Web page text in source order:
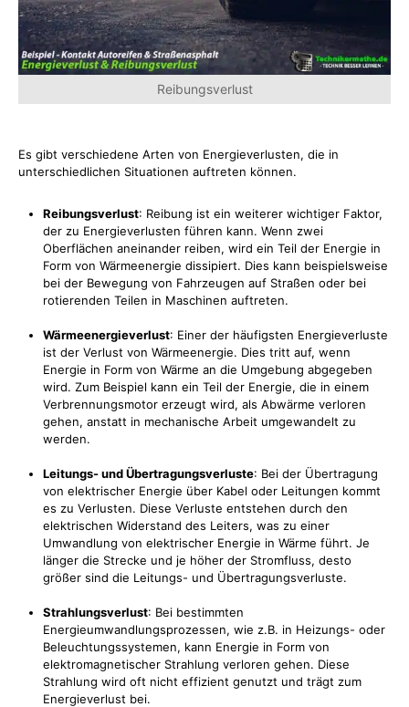
Reibungsverlust
Es gibt verschiedene Arten von Energieverlusten, die in
unterschiedlichen Situationen auftreten können.
Reibungsverlust: Reibung ist ein weiterer wichtiger Faktor,
der zu Energieverlusten führen kann. Wenn zwei
Oberflächen aneinander reiben, wird ein Teil der Energie in
Form von Wärmeenergie dissipiert. Dies kann beispielsweise
bei der Bewegung von Fahrzeugen auf Straßen oder bei
rotierenden Teilen in Maschinen auftreten.
Wärmeenergieverlust: Einer der häufigsten Energieverluste
ist der Verlust von Wärmeenergie. Dies tritt auf, wenn
Energie in Form von Wärme an die Umgebung abgegeben
wird. Zum Beispiel kann ein Teil der Energie, die in einem
Verbrennungsmotor erzeugt wird, als Abwärme verloren
gehen, anstatt in mechanische Arbeit umgewandelt zu
werden.
Leitungs- und Übertragungsverluste: Bei der Übertragung
von elektrischer Energie über Kabel oder Leitungen kommt
es zu Verlusten. Diese Verluste entstehen durch den
elektrischen Widerstand des Leiters, was zu einer
Umwandlung von elektrischer Energie in Wärme führt. Je
länger die Strecke und je höher der Stromfluss, desto
größer sind die Leitungs- und Übertragungsverluste.
Strahlungsverlust: Bei bestimmten
Energieumwandlungsprozessen, wie z.B. in Heizungs- oder
Beleuchtungssystemen, kann Energie in Form von
elektromagnetischer Strahlung verloren gehen. Diese
Strahlung wird oft nicht effizient genutzt und trägt zum
Energieverlust bei.